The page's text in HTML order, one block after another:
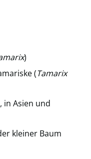
)
(Tamarix
Asien und
kleiner Baum